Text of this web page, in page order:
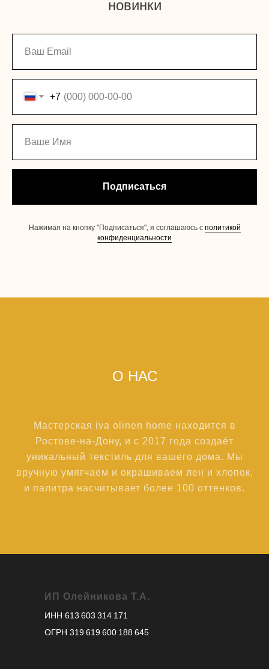
новинки
+7
Подписаться
Нажимая на кнопку "Подписаться", я соглашаюсь с политикой
конфиденциальности
О НАС
Мастерская iva olinen home находится в
Ростове-на-Дону, и с 2017 года создаёт
уникальный текстиль для вашего дома. Мы
вручную умягчаем и окрашиваем лен и хлопок,
и палитра насчитывает более 100 оттенков.
ИП Олейникова Т.А.
ИНН 613 603 314 171
ОГРН 319 619 600 188 645